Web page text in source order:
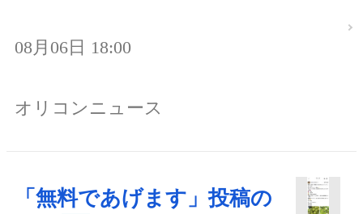
08月06日 18:00
オリコンニュース
「無料であげます」投稿の